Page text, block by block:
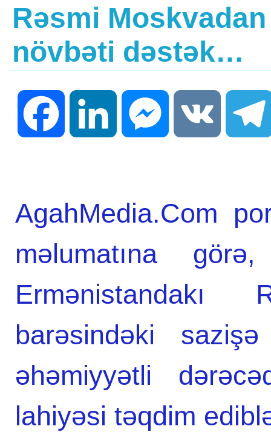
Rəsmi
növbəti dəstək…
Facebook LinkedIn Messenger VK
AgahMedia.Com
məlumatına
barəsindəki
əhəmiyyətli
lahiyəsi təqdim